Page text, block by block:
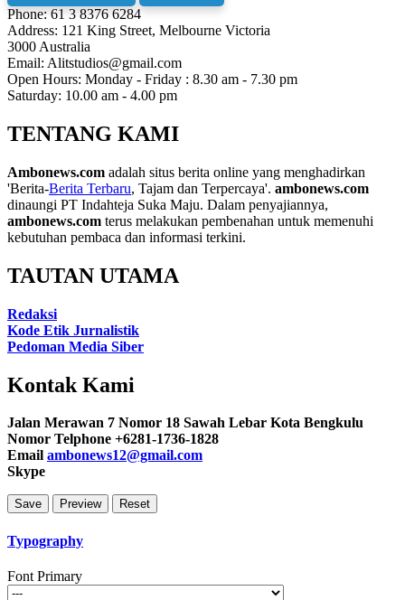
Phone: 61 3 8376 6284
Address: 121 King Street, Melbourne Victoria
3000 Australia
Email: Alitstudios@gmail.com
Open Hours: Monday - Friday : 8.30 am - 7.30 pm
Saturday: 10.00 am - 4.00 pm
TENTANG KAMI
Ambonews.com adalah situs berita online yang menghadirkan
'Berita-Berita Terbaru, Tajam dan Terpercaya'. ambonews.com
dinaungi PT Indahteja Suka Maju. Dalam penyajiannya,
ambonews.com terus melakukan pembenahan untuk memenuhi
kebutuhan pembaca dan informasi terkini.
TAUTAN UTAMA
Redaksi
Kode Etik Jurnalistik
Pedoman Media Siber
Kontak Kami
Jalan Merawan 7 Nomor 18 Sawah Lebar Kota Bengkulu
Nomor Telphone +6281-1736-1828
Email ambonews12@gmail.com
Skype
Typography
Font Primary